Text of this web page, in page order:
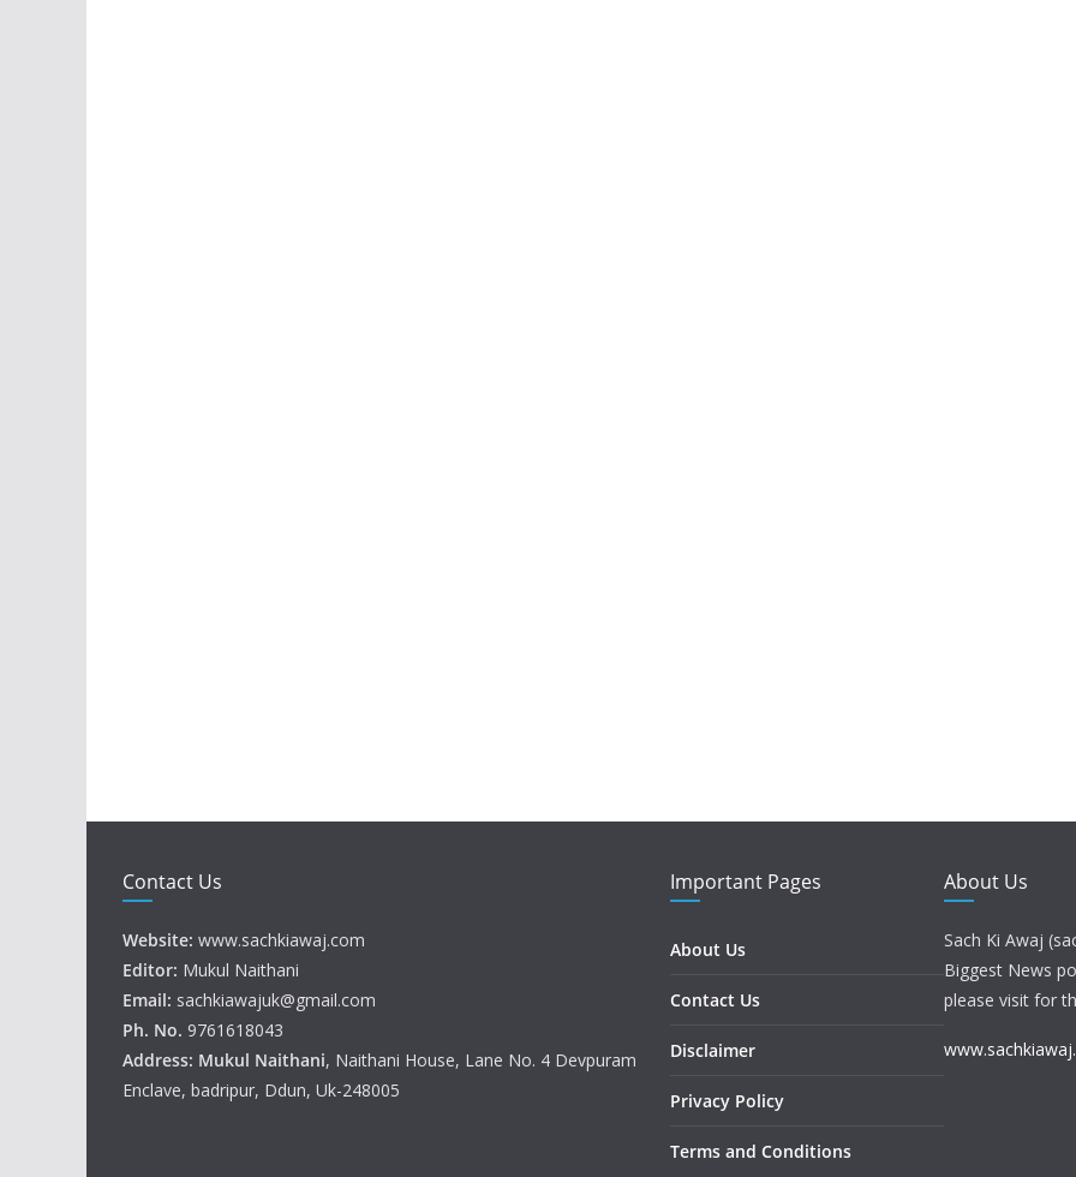
Contact Us
Website: www.sachkiawaj.com
Editor: Mukul Naithani
Email: sachkiawajuk@gmail.com
Ph. No. 9761618043
Address: Mukul Naithani, Naithani House, Lane No. 4 Devpuram
Enclave, badripur, Ddun, Uk-248005
Important Pages
About Us
Contact Us
Disclaimer
Privacy Policy
Terms and Conditions
About Us
Sach Ki Awaj
Biggest News
please visit for